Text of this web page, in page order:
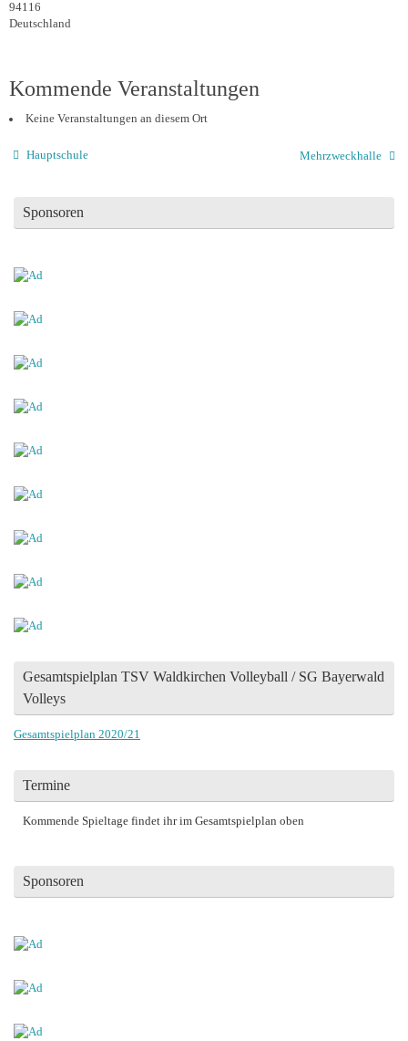
94116
Deutschland
Kommende Veranstaltungen
Keine Veranstaltungen an diesem Ort
Hauptschule Mehrzweckhalle
Sponsoren
Gesamtspielplan TSV Waldkirchen Volleyball / SG Bayerwald
Volleys
Gesamtspielplan 2020/21
Termine
Kommende Spieltage findet ihr im Gesamtspielplan oben
Sponsoren